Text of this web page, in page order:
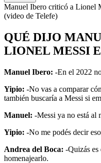
Manuel Ibero criticó a Lionel
(video de Telefe)
QUÉ DIJO
LIONEL MESSI
Manuel Ibero: -En el 2022
Yipio: -No vas a comparar
también buscaría a Messi si
Manuel: -Messi ya no está al
Yipio: -No me podés decir
Andrea del Boca: -Quizás
homenajearlo.